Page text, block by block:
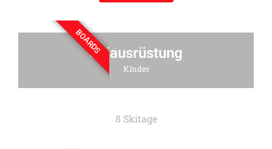
BOARDSSkiausrüstung
KInder
8 Skitage